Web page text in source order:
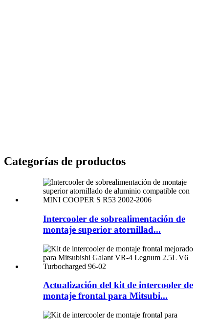
Categorías de productos
Intercooler de sobrealimentación de
montaje superior atornillad...
Actualización del kit de intercooler de
montaje frontal para Mitsubi...